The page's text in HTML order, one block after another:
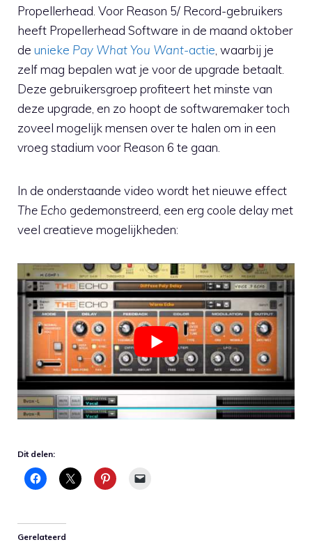
Propellerhead. Voor Reason 5/ Record-gebruikers
heeft Propellerhead Software in de maand oktober
de unieke Pay What You Want-actie, waarbij je
zelf mag bepalen wat je voor de upgrade betaalt.
Deze gebruikersgroep profiteert het minste van
deze upgrade, en zo hoopt de softwaremaker toch
zoveel mogelijk mensen over te halen om in een
vroeg stadium voor Reason 6 te gaan.
In de onderstaande video wordt het nieuwe effect
The Echo gedemonstreerd, een erg coole delay met
veel creatieve mogelijkheden:
Dit delen:
Gerelateerd